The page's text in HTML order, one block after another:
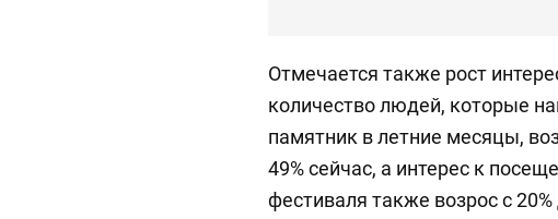
Отмечается также рост
количество людей, которые
памятник в летние месяцы,
49% сейчас, а интерес к
фестиваля также возрос с 20%